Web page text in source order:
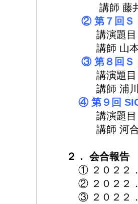
講師 藤井 紳也
② 第７回Ｓ
講演題目 「人
講師 山本 義春
③ 第８回Ｓ
講演題目 「最
講師 浦川 伸一
④ 第９回
講演題目 「小
講師 河合 亜
２． 会合報告
① ２０２２
② ２０２２
③ ２０２２